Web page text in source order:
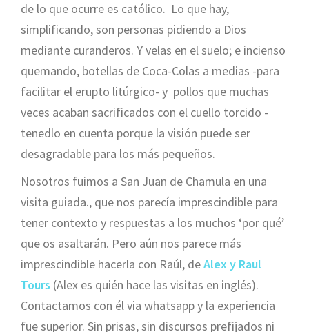
de lo que ocurre es católico. Lo que hay,
simplificando, son personas pidiendo a Dios
mediante curanderos. Y velas en el suelo; e incienso
quemando, botellas de Coca-Colas a medias -para
facilitar el erupto litúrgico- y pollos que muchas
veces acaban sacrificados con el cuello torcido -
tenedlo en cuenta porque la visión puede ser
desagradable para los más pequeños.
Nosotros fuimos a San Juan de Chamula en una
visita guiada., que nos parecía imprescindible para
tener contexto y respuestas a los muchos ‘por qué’
que os asaltarán. Pero aún nos parece más
imprescindible hacerla con Raúl, deAlex y Raul
Tours (Alex es quién hace las visitas en inglés).
Contactamos con él via whatsapp y la experiencia
fue superior. Sin prisas, sin discursos prefijados ni